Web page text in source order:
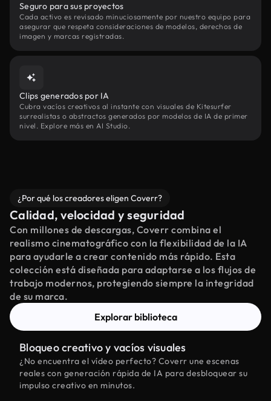
Seguro para sus proyectos
Cada activo es revisado minuciosamente por nuestro equipo para
asegurar que respeta consideraciones de modelos, derechos de
imagen y marcas registradas.
Clips generados por IA
Cubra vacíos creativos al instante con visuales de Kitesurfer
surrealistas o abstractos generados por modelos de IA de primer
nivel. Explore más en AI Studio.
¿Por qué los creadores eligen Coverr?
Calidad, velocidad y seguridad
Con millones de descargas, Coverr combina el
realismo cinematográfico con la flexibilidad de la IA
para ayudarle a crear contenido más rápido. Esta
colección está diseñada para adaptarse a los flujos de
trabajo modernos, protegiendo siempre la integridad
de su marca.
Explorar biblioteca
Bloqueo creativo y vacíos visuales
¿No encuentra el vídeo perfecto? Coverr une escenas
reales con generación rápida de IA para desbloquear su
impulso creativo en minutos.